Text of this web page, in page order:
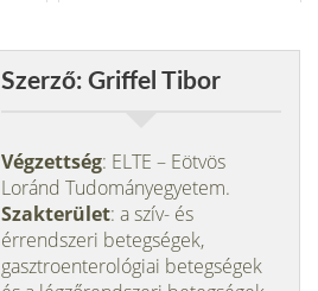
Szerző: Griffel Tibor
Végzettség: ELTE – Eötvös
Loránd Tudományegyetem.
Szakterület: a szív- és
érrendszeri betegségek,
gasztroenterológiai betegségek